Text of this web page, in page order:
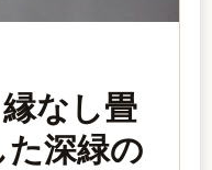
なし畳
た深緑の